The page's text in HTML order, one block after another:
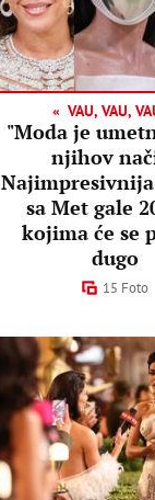
VAU, VAU,
"Moda je
njihov
sa Met gale
kojima će se
dugo
15 Foto